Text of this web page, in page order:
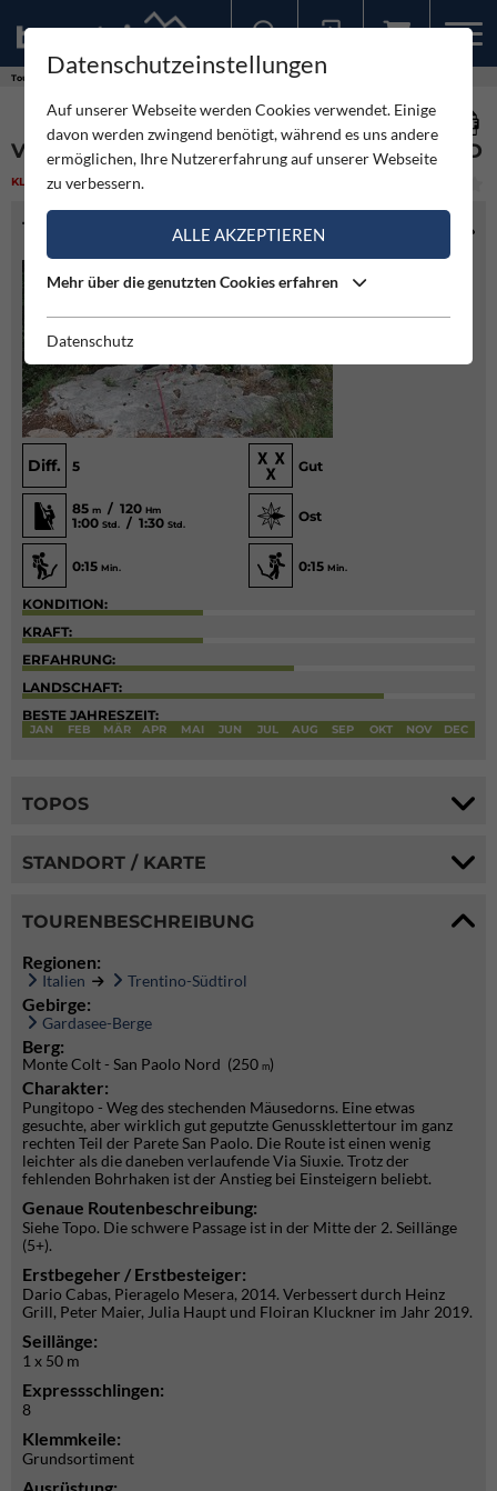
Touren
VIA PUNGITOPO - PARETE SAN PAOLO NORD
KLETTERN MITTEL
TOURENINFO
Diff. 5 Gut
85 m / 120 Hm
1:00 Std. / 1:30 Std.
Ost
0:15 Min. 0:15 Min.
KONDITION:
KRAFT:
ERFAHRUNG:
LANDSCHAFT:
BESTE JAHRESZEIT:
JAN FEB MÄR APR MAI JUN JUL AUG SEP OKT NOV DEC
TOPOS
STANDORT / KARTE
TOURENBESCHREIBUNG
Regionen:
Italien Trentino-Südtirol
Gebirge:
Gardasee-Berge
Berg:
Monte Colt - San Paolo Nord (250 m)
Charakter:
Pungitopo - Weg des stechenden Mäusedorns. Eine etwas
gesuchte, aber wirklich gut geputzte Genussklettertour im ganz
rechten Teil der Parete San Paolo. Die Route ist einen wenig
leichter als die daneben verlaufende Via Siuxie. Trotz der
fehlenden Bohrhaken ist der Anstieg bei Einsteigern beliebt.
Genaue Routenbeschreibung:
Siehe Topo. Die schwere Passage ist in der Mitte der 2. Seillänge
(5+).
Erstbegeher / Erstbesteiger:
Dario Cabas, Pieragelo Mesera, 2014. Verbessert durch Heinz
Grill, Peter Maier, Julia Haupt und Floiran Kluckner im Jahr 2019.
Seillänge:
1 x 50 m
Expressschlingen:
8
Klemmkeile:
Grundsortiment
Datenschutzeinstellungen
Auf unserer Webseite werden Cookies verwendet. Einige
davon werden zwingend benötigt, während es uns andere
ermöglichen, Ihre Nutzererfahrung auf unserer Webseite
zu verbessern.
ALLE AKZEPTIEREN
Mehr über die genutzten Cookies erfahren
Datenschutz